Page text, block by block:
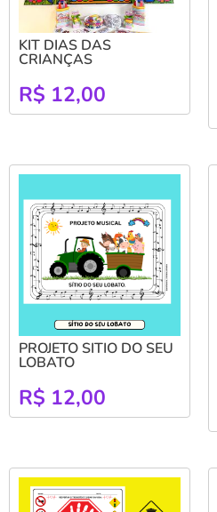
KIT DIAS DAS
CRIANÇAS
R$ 12,00
PROJETO SITIO DO SEU
LOBATO
R$ 12,00